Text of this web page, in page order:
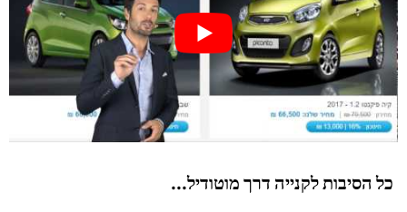
כל הסיבות לקנייה דרך מוטודיל...